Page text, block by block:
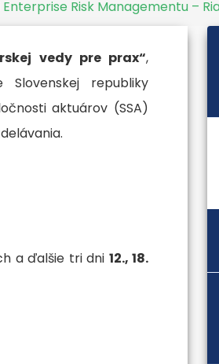
Risk Managementu –
vedy pre prax“,
Slovenskej republiky
aktuárov (SSA)
a ďalšie tri dni 12., 18.